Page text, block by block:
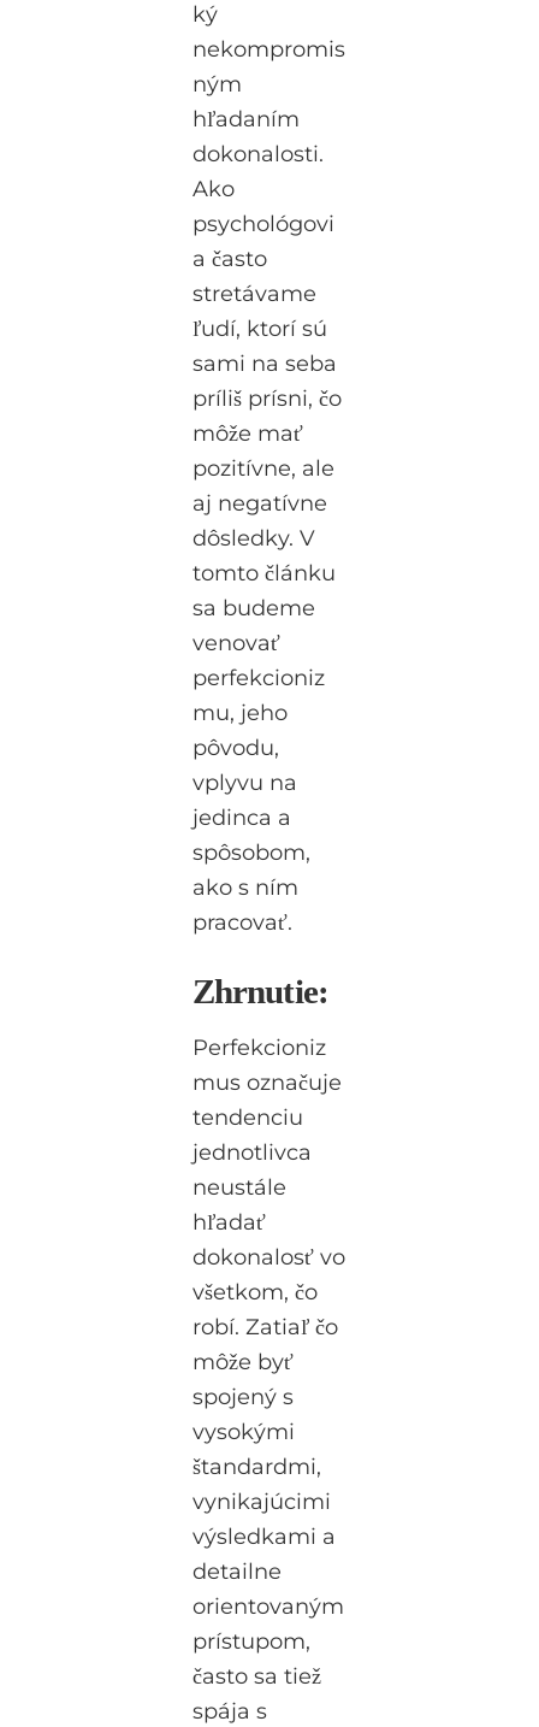
ký
nekompromis
ným
hľadaním
dokonalosti.
Ako
psychológovi
a často
stretávame
ľudí, ktorí sú
sami na seba
príliš prísni, čo
môže mať
pozitívne, ale
aj negatívne
dôsledky. V
tomto článku
sa budeme
venovať
perfekcioniz
mu, jeho
pôvodu,
vplyvu na
jedinca a
spôsobom,
ako s ním
pracovať.
Zhrnutie:
Perfekcioniz
mus označuje
tendenciu
jednotlivca
neustále
hľadať
dokonalosť vo
všetkom, čo
robí. Zatiaľ čo
môže byť
spojený s
vysokými
štandardmi,
vynikajúcimi
výsledkami a
detailne
orientovaným
prístupom,
často sa tiež
spája s